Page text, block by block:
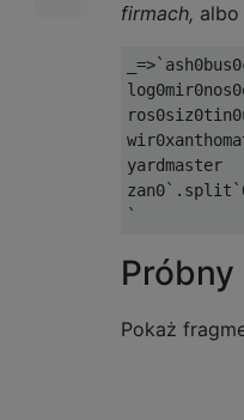
firmach, albo
=>`
yardmaster
zan0`. split `
`
Próbny
Pokaż